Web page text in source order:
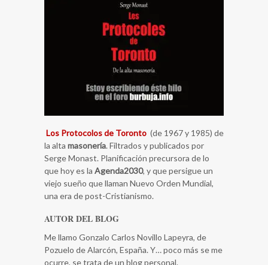
Los Protocolos de Toronto (de 1967 y 1985) de
la alta masonería. Filtrados y publicados por
Serge Monast. Planificación precursora de lo
que hoy es la Agenda2030, y que persigue un
viejo sueño que llaman Nuevo Orden Mundial,
una era de post-Cristianismo.
AUTOR DEL BLOG
Me llamo Gonzalo Carlos Novillo Lapeyra, de
Pozuelo de Alarcón, España. Y… poco más se me
ocurre, se trata de un blog personal.